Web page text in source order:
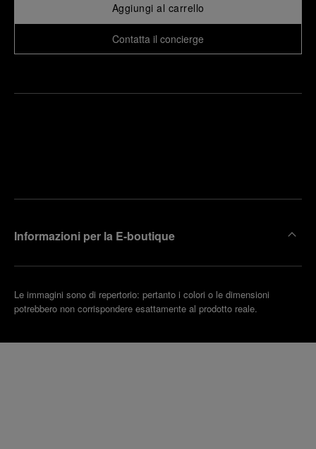
Aggiungi al carrello
Contatta il concierge
Informazioni per la E-boutique
Le immagini sono di repertorio: pertanto i colori o le dimensioni
potrebbero non corrispondere esattamente al prodotto reale.